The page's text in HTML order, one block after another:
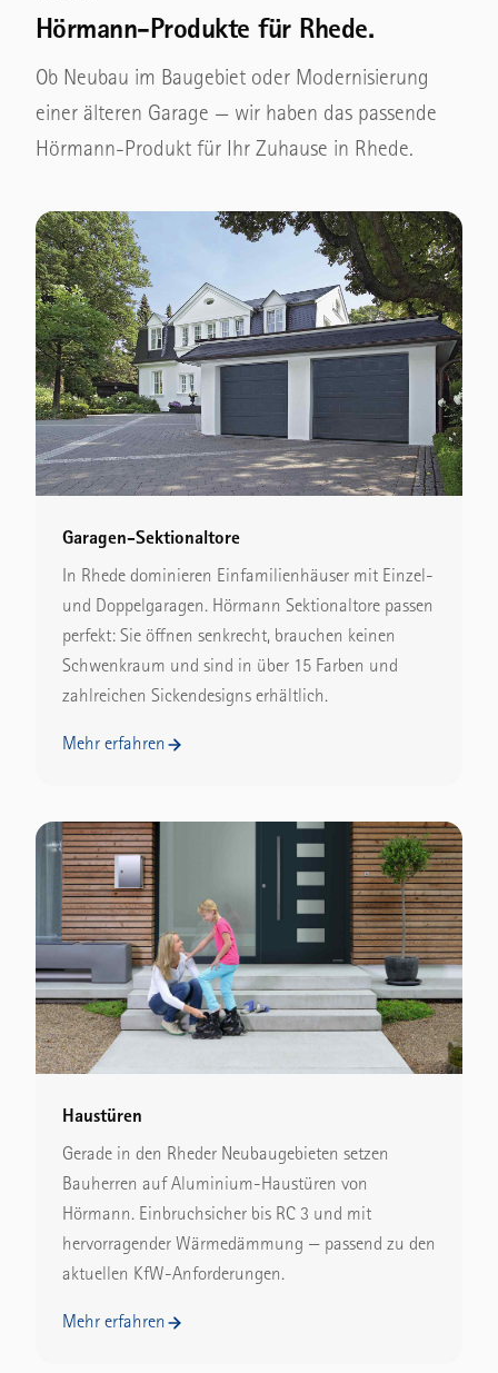
Hörmann-Produkte für Rhede.
Ob Neubau im Baugebiet oder Modernisierung
einer älteren Garage — wir haben das passende
Hörmann-Produkt für Ihr Zuhause in Rhede.
Garagen-Sektionaltore
In Rhede dominieren Einfamilienhäuser mit Einzel-
und Doppelgaragen. Hörmann Sektionaltore passen
perfekt: Sie öffnen senkrecht, brauchen keinen
Schwenkraum und sind in über 15 Farben und
zahlreichen Sickendesigns erhältlich.
Mehr erfahren
Haustüren
Gerade in den Rheder Neubaugebieten setzen
Bauherren auf Aluminium-Haustüren von
Hörmann. Einbruchsicher bis RC 3 und mit
hervorragender Wärmedämmung — passend zu den
aktuellen KfW-Anforderungen.
Mehr erfahren